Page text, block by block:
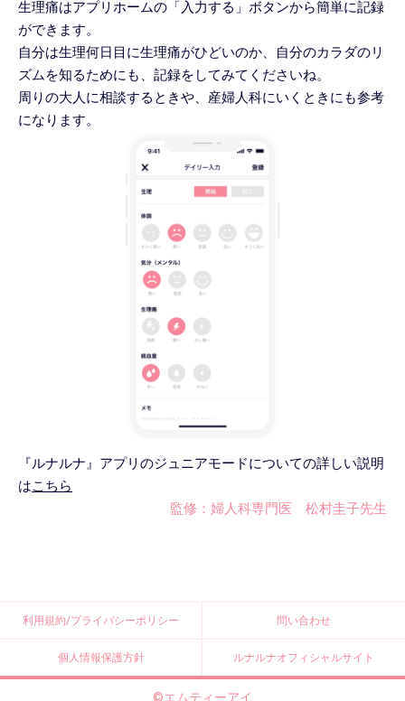
生理痛はアプリホームの「入力する」ボタンから簡単に記録
ができます。
自分は生理何日目に生理痛がひどいのか、自分のカラダのリ
ズムを知るためにも、記録をしてみてくださいね。
周りの大人に相談するときや、産婦人科にいくときにも参考
になります。
『ルナルナ』アプリのジュニアモードについての詳しい説明
はこちら
監修：婦人科専門医 松村圭子先生
利用規約/プライバシーポリシー 問い合わせ
個人情報保護方針 ルナルナオフィシャルサイト
©エムティーアイ